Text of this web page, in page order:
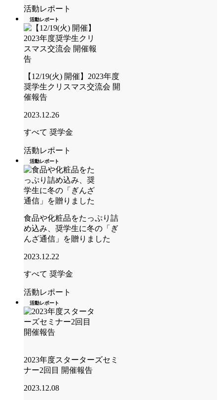
活動レポート
活動レポート
【12/19(火) 開催】2023年度
奨学生クリスマス交流会 開
催報告
2023.12.26
すべて 奨学金
活動レポート
活動レポート
食品や化粧品をたっぷり詰
め込み、奨学生に冬の「ぎ
んざ通信」を贈りました
2023.12.22
すべて 奨学金
活動レポート
活動レポート
2023年度スターターズセミ
ナー2回目 開催報告
2023.12.08